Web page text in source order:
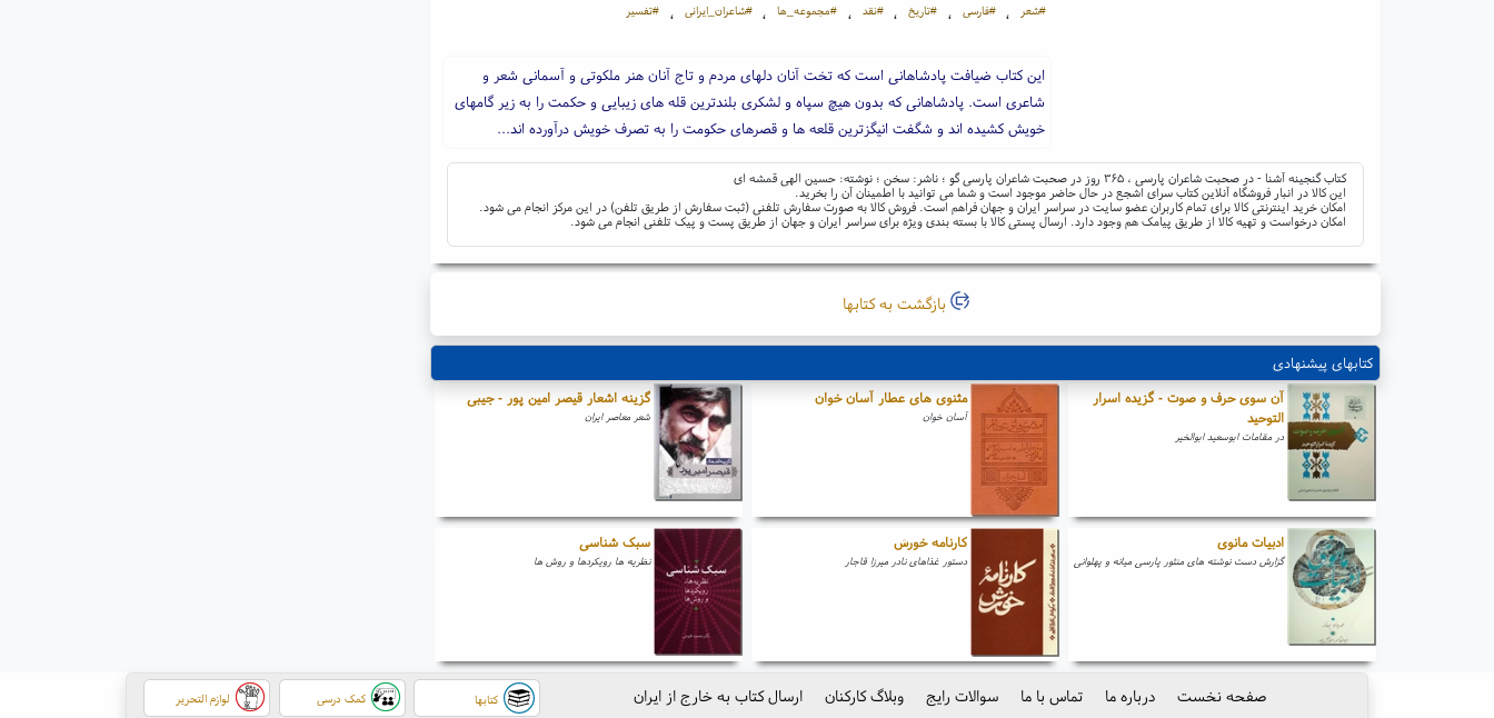
#شعر ، #فارسی ، #تاریخ ، #نقد ، #مجموعه_ها ، #شاعران_ایرانی ، #تفسیر
این کتاب ضیافت پادشاهانی است که تخت آنان دلهای مردم و تاج آنان هنر ملکوتی و آسمانی شعر و
شاعری است. پادشاهانی که بدون هیچ سپاه و لشکری بلندترین قله های زیبایی و حکمت را به زیر گامهای
خویش کشیده اند و شگفت انیگزترین قلعه ها و قصرهای حکومت را به تصرف خویش درآورده اند...
کتاب گنجینه آشنا - در صحبت شاعران پارسی ، ۳۶۵ روز در صحبت شاعران پارسی گو ؛ ناشر: سخن ؛ نوشته: حسین الهی قمشه ای
این کالا در انبار فروشگاه آنلاین کتاب سرای اشجع در حال حاضر موجود است و شما می توانید با اطمینان آن را بخرید.
امکان خرید اینترنتی کالا برای تمام کاربران عضو سایت در سراسر ایران و جهان فراهم است. فروش کالا به صورت سفارش تلفنی (ثبت سفارش از طریق تلفن) در این مرکز انجام می شود.
امکان درخواست و تهیه کالا از طریق پیامک هم وجود دارد. ارسال پستی کالا با بسته بندی ویژه برای سراسر ایران و جهان از طریق پست و پیک تلفنی انجام می شود.
بازگشت به کتابها
کتابهای پیشنهادی
آن سوی حرف و صوت - گزیده اسرار
التوحید
در مقامات ابوسعید ابوالخیر
مثنوی های عطار آسان خوان
آسان خوان
گزینه اشعار قیصر امین پور - جیبی
شعر معاصر ایران
ادبیات مانوی
گزارش دست نوشته های منثور پارسی میانه و پهلوانی
کارنامه خورش
دستور غذاهای نادر میرزا قاجار
سبک شناسی
نظریه ها رویکردها و روش ها
صفحه نخست درباره ما تماس با ما سوالات رایج وبلاگ کارکنان ارسال کتاب به خارج از ایران کتابها کمک درسی لوازم التحریر